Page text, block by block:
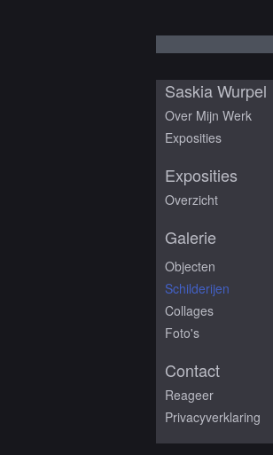
Saskia Wurpel
Over Mijn Werk
Exposities
Exposities
Overzicht
Galerie
Objecten
Schilderijen
Collages
Foto's
Contact
Reageer
Privacyverklaring